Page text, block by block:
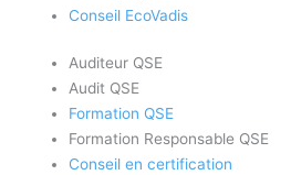
Conseil EcoVadis
Auditeur QSE
Audit QSE
Formation QSE
Formation Responsable QSE
Conseil en certification